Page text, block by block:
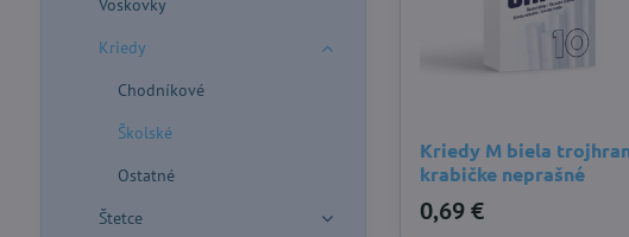
Kriedy M biela
krabičke neprašné
0,69 €
Voskovky
Kriedy
Chodníkové
Školské
Ostatné
Štetce